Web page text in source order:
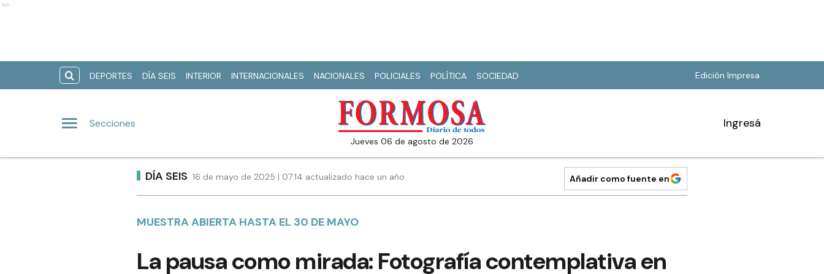
Ads
DEPORTES DÍA SEIS INTERIOR INTERNACIONALES NACIONALES POLICIALES POLÍTICA SOCIEDAD Edición Impresa
Secciones
jueves 06 de agosto de 2026
Ingresá
DÍA SEIS 16 de mayo de 2025 | 07:14 actualizado hace un año Añadir como fuente en
MUESTRA ABIERTA HASTA EL 30 DE MAYO
La pausa como mirada: Fotografía contemplativa en